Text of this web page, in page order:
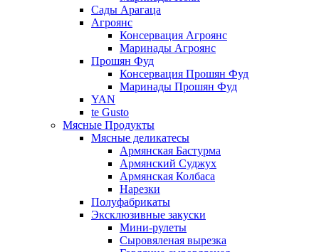
Сады Арагаца
Агроянс
Консервация Агроянс
Маринады Агроянс
Прошян Фуд
Консервация Прошян Фуд
Маринады Прошян Фуд
YAN
te Gusto
Мясные Продукты
Мясные деликатесы
Армянская Бастурма
Армянский Суджух
Армянская Колбаса
Нарезки
Полуфабрикаты
Эксклюзивные закуски
Мини-рулеты
Сыровяленая вырезка